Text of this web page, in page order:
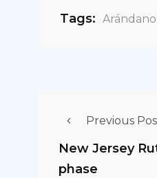
Tags:
Previous
New Jersey
phase